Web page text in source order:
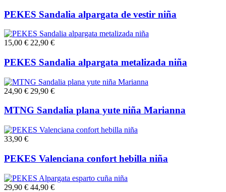
PEKES Sandalia alpargata de vestir niña
15,00 € 22,90 €
PEKES Sandalia alpargata metalizada niña
24,90 € 29,90 €
MTNG Sandalia plana yute niña Marianna
33,90 €
PEKES Valenciana confort hebilla niña
29,90 € 44,90 €